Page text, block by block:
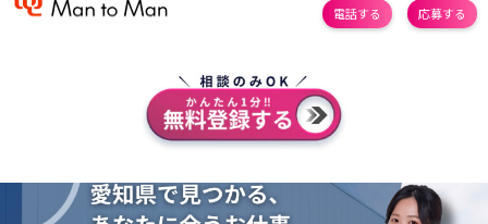
電話する 応募する